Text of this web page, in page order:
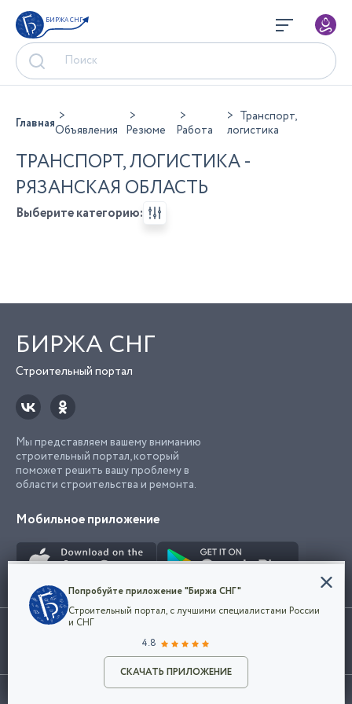
БИРЖА СНГ
Разместить объявление
ГлавнаяОбъявления Резюме Работа
Транспорт,
логистика
ТРАНСПОРТ, ЛОГИСТИКА -
РЯЗАНСКАЯ ОБЛАСТЬ
Выберите категорию:
БИРЖА СНГ
Строительный портал
Мы представляем вашему вниманию
строительный портал, который
поможет решить вашу проблему в
области строительства и ремонта.
Мобильное приложение
Использование сайта, в том числе подача объявлений, означает
марки представленные на сайте являются собственностью их
©2026Биржа СНГ
Конфиденциальность
Мы используем файлы cookie, чтобы сделать
наш сайт удобным для каждого
Политикой конфиденциальности компании
и принимаете условия использования cookie.
Попробуйте приложение "Биржа СНГ"
Строительный портал, с лучшими специалистами России
и СНГ
4.8
СКАЧАТЬ ПРИЛОЖЕНИЕ